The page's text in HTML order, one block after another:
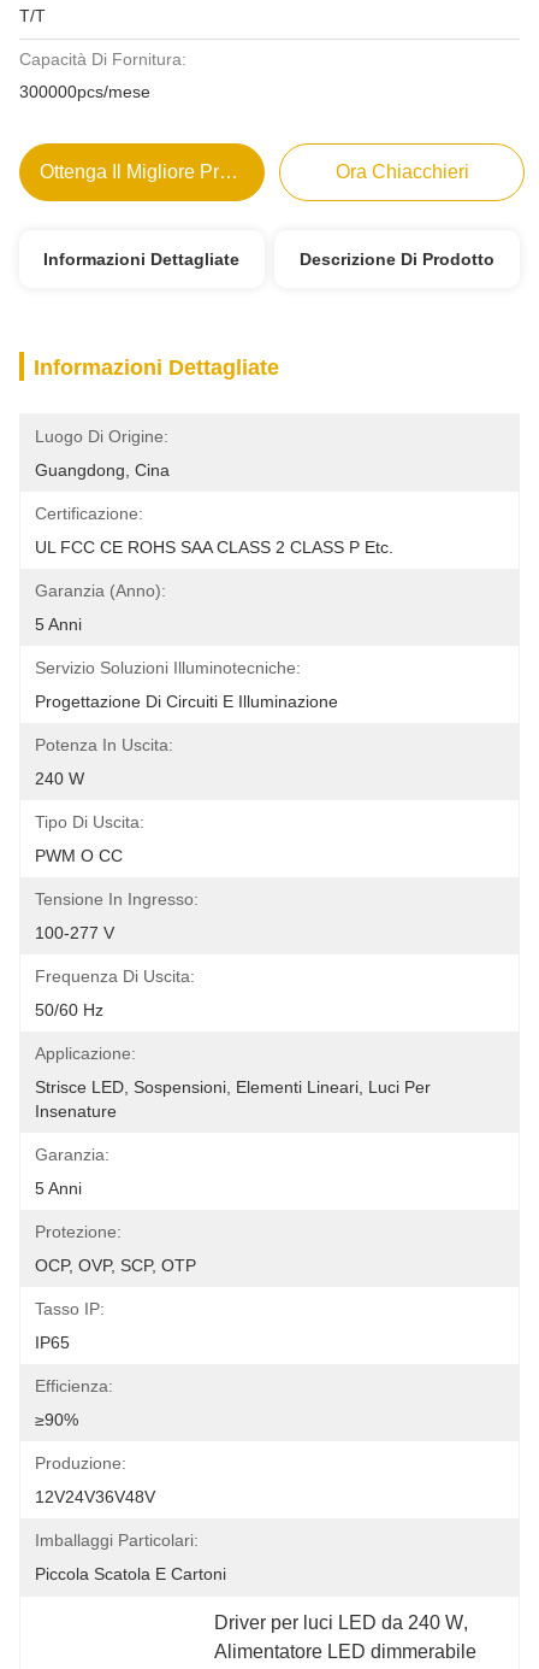
T/T
Capacità Di Fornitura:
300000pcs/mese
Ottenga Il Migliore Prezzo Ora Chiacchieri
Informazioni Dettagliate Descrizione Di Prodotto
Informazioni Dettagliate
Luogo Di Origine:
Guangdong, Cina
Certificazione:
UL FCC CE ROHS SAA CLASS 2 CLASS P Etc.
Garanzia (anno):
5 Anni
Servizio Soluzioni Illuminotecniche:
Progettazione Di Circuiti E Illuminazione
Potenza In Uscita:
240 W
Tipo Di Uscita:
PWM O CC
Tensione In Ingresso:
100-277 V
Frequenza Di Uscita:
50/60 Hz
Applicazione:
Strisce LED, Sospensioni, Elementi Lineari, Luci Per
Insenature
Garanzia:
5 Anni
Protezione:
OCP, OVP, SCP, OTP
Tasso IP:
IP65
Efficienza:
≥90%
Produzione:
12V24V36V48V
Imballaggi Particolari:
Piccola Scatola E Cartoni
Driver per luci LED da 240 W,
Alimentatore LED dimmerabile